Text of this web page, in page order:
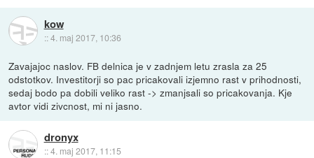
kow
::4. maj 2017, 10:36
Zavajajoc naslov. FB delnica je v zadnjem letu zrasla za 25
odstotkov. Investitorji so pac pricakovali izjemno rast v prihodnosti,
sedaj bodo pa dobili veliko rast -> zmanjsali so pricakovanja. Kje
avtor vidi zivcnost, mi ni jasno.
dronyx
::4. maj 2017, 11:15